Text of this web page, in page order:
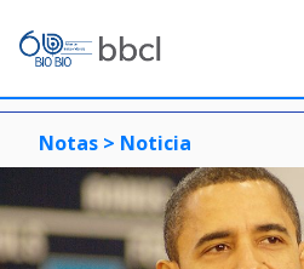
Notas > Noticia